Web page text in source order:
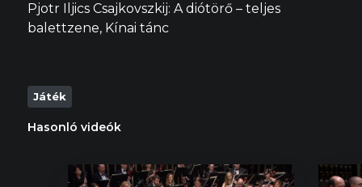
Pjotr Iljics Csajkovszkij: A diótörő – teljes
balettzene, Kínai tánc
Játék
Hasonló videók